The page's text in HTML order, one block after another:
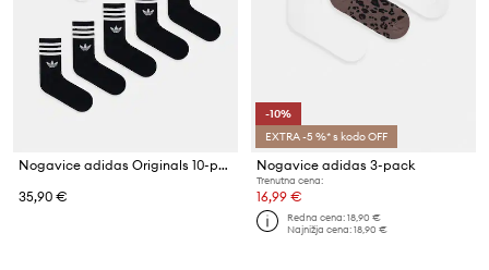
Nogavice adidas Originals 10-pack
35,90 €
-10%
EXTRA -5 %* s kodo OFF
Nogavice adidas 3-pack
Trenutna cena:
16,99 €
Redna cena:18,90 €
Najnižja cena:18,90 €